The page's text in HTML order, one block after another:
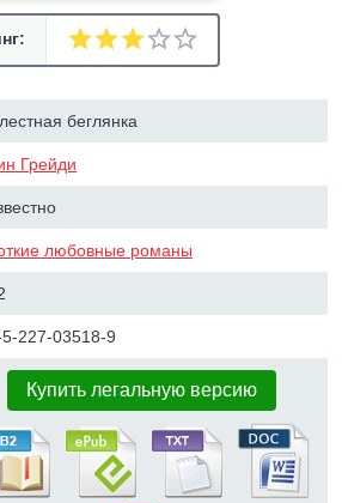
беглянка
Грейди
любовные романы
227-03518-9
Купить легальную версию